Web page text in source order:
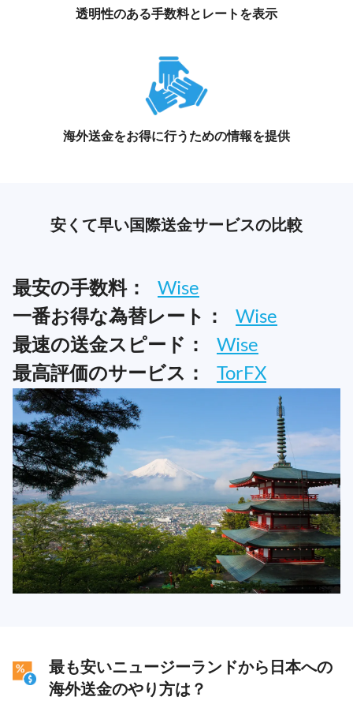
透明性のある手数料とレートを表示
海外送金をお得に行うための情報を提供
安くて早い国際送金サービスの比較
最安の手数料：
Wise
一番お得な為替レート：
Wise
最速の送金スピード：
Wise
最高評価のサービス：
TorFX
最も安いニュージーランドから日本への
海外送金のやり方は？